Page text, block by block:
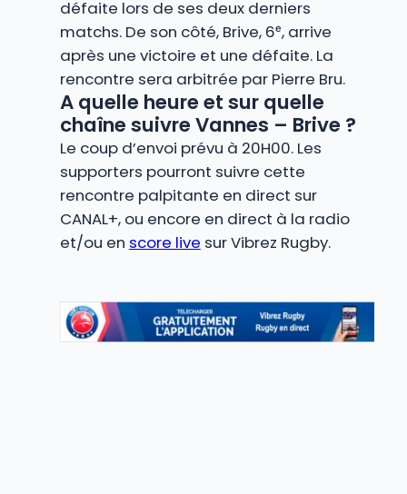
défaite lors de ses deux derniers
matchs. De son côté, Brive, 6ᵉ, arrive
après une victoire et une défaite. La
rencontre sera arbitrée par Pierre Bru.
A quelle heure et sur quelle
chaîne suivre Vannes – Brive ?
Le coup d’envoi prévu à 20H00. Les
supporters pourront suivre cette
rencontre palpitante en direct sur
CANAL+, ou encore en direct à la radio
et/ou en score live sur Vibrez Rugby.